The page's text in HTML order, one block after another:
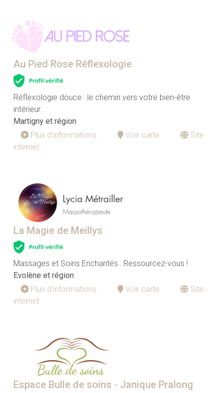
Au Pied Rose Réflexologie
Réflexologie douce : le chemin vers votre bien-être
intérieur.
Martigny et région
Plus d'informations
Voir carte
Site
internet
La Magie de Meillys
Massages et Soins Enchantés : Ressourcez-vous !
Evolène et région
Plus d'informations
Voir carte
Site
internet
Espace Bulle de soins - Janique Pralong